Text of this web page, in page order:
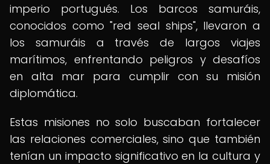
imperio portugués. Los barcos samuráis,
conocidos como "red seal ships", llevaron a
los samuráis a través de largos viajes
marítimos, enfrentando peligros y desafíos
en alta mar para cumplir con su misión
diplomática.
Estas misiones no solo buscaban fortalecer
las relaciones comerciales, sino que también
tenían un impacto significativo en la cultura y